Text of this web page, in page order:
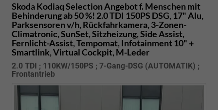
Skoda KodiaqSelection Angebot f. Menschen mit
Behinderung ab 50 %! 2.0 TDI 150PS DSG, 17" Alu,
Parksensoren v/h, Rückfahrkamera, 3-Zonen-
Climatronic, SunSet, Sitzheizung, Side Assist,
Fernlicht-Assist, Tempomat, Infotainment 10" +
Smartlink, Virtual Cockpit, M-Leder
2.0 TDI ; 110KW/150PS ; 7-Gang-DSG (AUTOMATIK) ;
Frontantrieb